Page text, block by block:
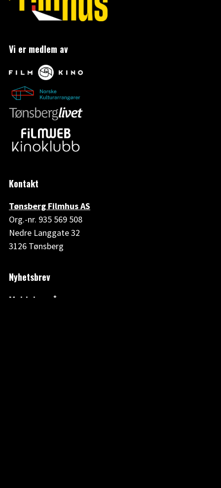
Vi er medlem av
Kontakt
Tønsberg Filmhus AS
Org.-nr. 935 569 508
Nedre Langgate 32
3126 Tønsberg
Nyhetsbrev
Meld deg på